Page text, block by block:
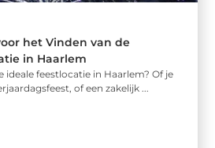
het Vinden van de
in Haarlem
ideale feestlocatie in Haarlem? Of je
of een zakelijk ...